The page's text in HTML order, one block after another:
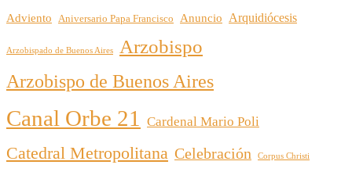
Adviento Aniversario Papa Francisco Anuncio Arquidiócesis
Arzobispado de Buenos Aires Arzobispo
Arzobispo de Buenos Aires
Canal Orbe 21 Cardenal Mario Poli
Catedral Metropolitana Celebración Corpus Christi